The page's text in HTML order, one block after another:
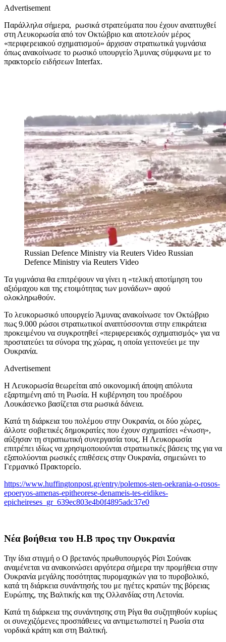
Advertisement
Παράλληλα σήμερα, ρωσικά στρατεύματα που έχουν αναπτυχθεί
στη Λευκορωσία από τον Οκτώβριο και αποτελούν μέρος
«περιφερειακού σχηματισμού» άρχισαν στρατιωτικά γυμνάσια
όπως ανακοίνωσε το ρωσικό υπουργείο Άμυνας σύμφωνα με το
πρακτορείο ειδήσεων Interfax.
Russian Defence Ministry via Reuters Video Russian
Defence Ministry via Reuters Video
Τα γυμνάσια θα επιτρέψουν να γίνει η «τελική αποτίμηση του
αξιόμαχου και της ετοιμότητας των μονάδων» αφού
ολοκληρωθούν.
Το λευκορωσικό υπουργείο Άμυνας ανακοίνωσε τον Οκτώβριο
πως 9.000 ρώσοι στρατιωτικοί αναπτύσσονται στην επικράτεια
προκειμένου να συγκροτηθεί «περιφερειακός σχηματισμός» για να
προστατεύει τα σύνορα της χώρας, η οποία γειτονεύει με την
Ουκρανία.
Advertisement
Η Λευκορωσία θεωρείται από οικονομική άποψη απόλυτα
εξαρτημένη από τη Ρωσία. Η κυβέρνηση του προέδρου
Λουκάσενκο βασίζεται στα ρωσικά δάνεια.
Κατά τη διάρκεια του πολέμου στην Ουκρανία, οι δύο χώρες,
άλλοτε σοβιετικές δημοκρατίες που έχουν σχηματίσει «ένωση»,
αύξησαν τη στρατιωτική συνεργασία τους. Η Λευκορωσία
επιτρέπει ιδίως να χρησιμοποιούνται στρατιωτικές βάσεις της για να
εξαπολύονται ρωσικές επιθέσεις στην Ουκρανία, σημειώνει το
Γερμανικό Πρακτορείο.
https://www.huffingtonpost.gr/entry/polemos-sten-oekrania-o-rosos-
epoeryos-amenas-epitheorese-denameis-tes-eidikes-
epicheireses_gr_639ec803e4b0f4895adc37e0
Νέα βοήθεια του Η.Β προς την Ουκρανία
Την ίδια στιγμή ο Ο βρετανός πρωθυπουργός Ρίσι Σούνακ
αναμένεται να ανακοινώσει αργότερα σήμερα την προμήθεια στην
Ουκρανία μεγάλης ποσότητας πυρομαχικών για το πυροβολικό,
κατά τη διάρκεια συνάντησής του με ηγέτες κρατών της βόρειας
Ευρώπης, της Βαλτικής και της Ολλανδίας στη Λετονία.
Κατά τη διάρκεια της συνάντησης στη Ρίγα θα συζητηθούν κυρίως
οι συνεχιζόμενες προσπάθειες να αντιμετωπιστεί η Ρωσία στα
νορδικά κράτη και στη Βαλτική.